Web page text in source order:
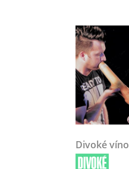
Divoké víno